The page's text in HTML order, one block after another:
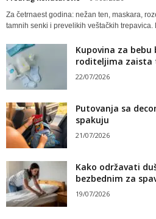
Za četrnaest godina: nežan ten, maskara,
tamnih senki i prevelikih veštačkih trepavica.
Kupovina za
roditeljima zaista
22/07/2026
Putovanja sa
spakuju
21/07/2026
Kako održavati
bezbednim za
19/07/2026